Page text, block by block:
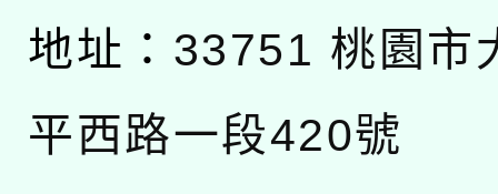
地址： 33751 桃園市
平西路一段420號